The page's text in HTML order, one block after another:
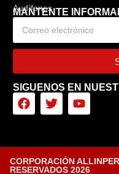
MANTENTE
SIGUENOS EN
CORPORACIÓN
RESERVADOS 2026